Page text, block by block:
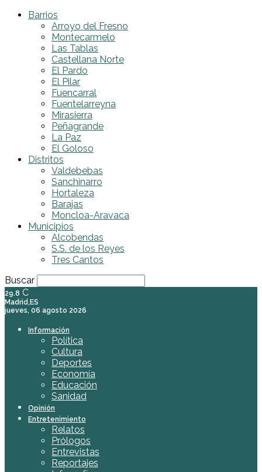
Barrios
Arroyo del Fresno
Montecarmelo
Las Tablas
Castellana Norte
El Pardo
El Pilar
Fuencarral
Fuentelarreyna
Mirasierra
Peñagrande
La Paz
El Goloso
Distritos
Valdebebas
Sanchinarro
Hortaleza
Barajas
Moncloa-Aravaca
Municipios
Alcobendas
S.S. de los Reyes
Tres Cantos
Buscar
29.8 C
Madrid,ES
jueves, 06 agosto 2026
Información
Política
Cultura
Deportes
Economía
Educación
Sanidad
Opinión
Entretenimiento
Relatos
Prólogos
Entrevistas
Reportajes